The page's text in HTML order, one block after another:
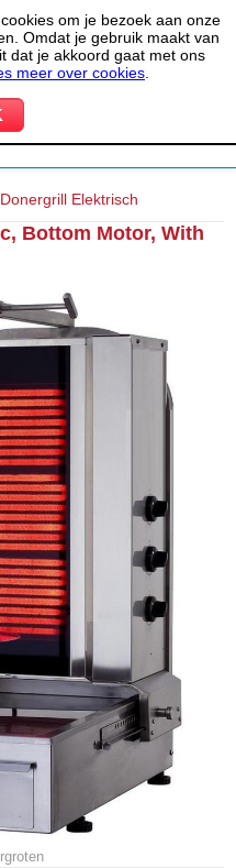
om je bezoek aan onze
Omdat je gebruik maakt van
dat je akkoord gaat met ons
meer over cookies
WINKELWAGEN
Donergrill Elektrisch
Bottom Motor, With